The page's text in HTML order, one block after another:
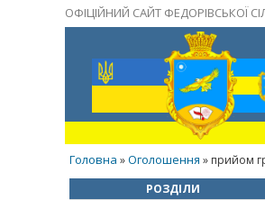
ОФІЦІЙНИЙ САЙТ ФЕДОРІВСЬКОЇ
Головна »Оголошення » прийом
РОЗДІЛИ